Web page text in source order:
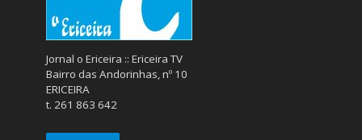
Jornal o Ericeira :: Ericeira TV
Bairro das Andorinhas, nº 10
ERICEIRA
t. 261 863 642